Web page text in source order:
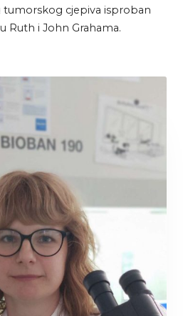
cjepiva isproban
Ruth i John Grahama.